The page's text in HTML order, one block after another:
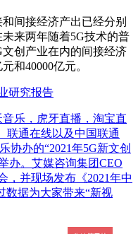
间接经济产出已经分别
来两年随着5G技术的普
创产业在内的间接经济
和40000亿元。
研究报告
乐，虎牙直播，淘宝直
联通在线以及中国联通
协办的“2021年5G新文创
办。艾媒咨询集团CEO
，并现场发布《2021年中
数据为大家带来“新视